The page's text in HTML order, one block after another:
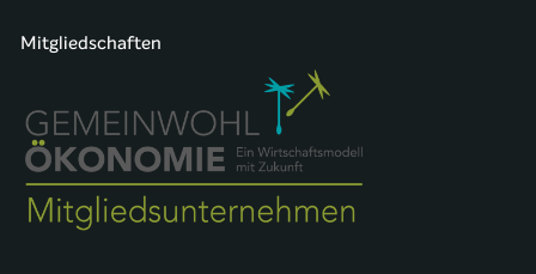
Mitgliedschaften